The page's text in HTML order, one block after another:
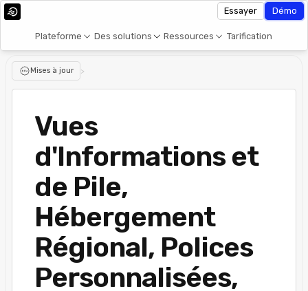
Plateforme Des solutions Ressources Tarification
Essayer Démo
Mises à jour >
Vues
d'Informations et
de Pile,
Hébergement
Régional, Polices
Personnalisées,